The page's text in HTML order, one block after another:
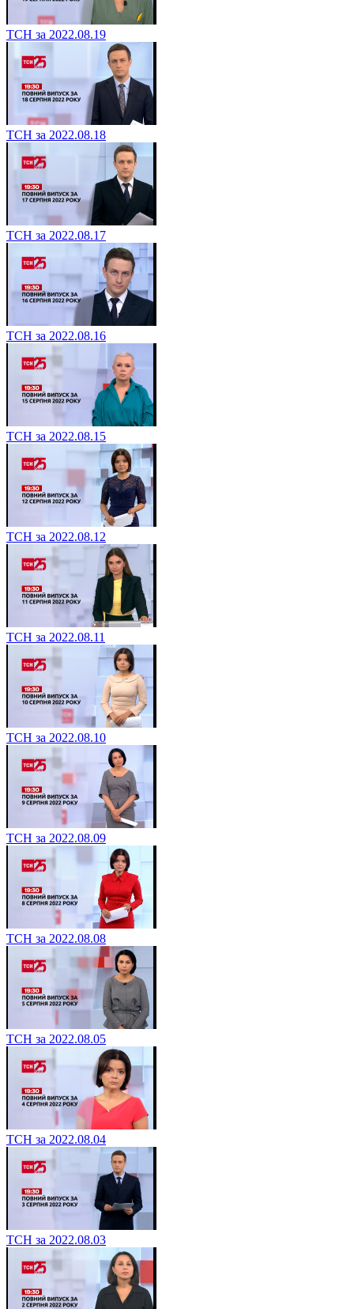
ТСН за 2022.08.19
ТСН за 2022.08.18
ТСН за 2022.08.17
ТСН за 2022.08.16
ТСН за 2022.08.15
ТСН за 2022.08.12
ТСН за 2022.08.11
ТСН за 2022.08.10
ТСН за 2022.08.09
ТСН за 2022.08.08
ТСН за 2022.08.05
ТСН за 2022.08.04
ТСН за 2022.08.03